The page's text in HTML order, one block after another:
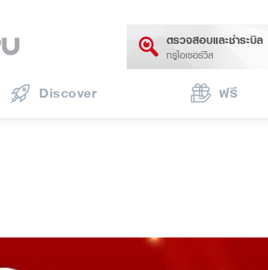
ตรวจสอบและชำระบิล
ทรูไอเซอร์วิส
Discover ฟรี